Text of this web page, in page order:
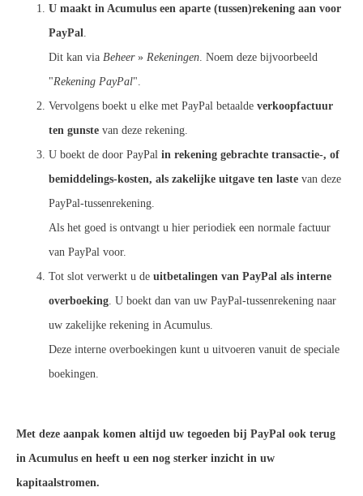
U maakt in Acumulus een aparte (tussen)rekening aan voor
PayPal.
Dit kan via Beheer» Rekeningen. Noem deze bijvoorbeeld
"Rekening PayPal".
Vervolgens boekt u elke met PayPal betaalde verkoopfactuur
ten gunste van deze rekening.
U boekt de door PayPal in rekening gebrachte transactie-, of
bemiddelings-kosten, als zakelijke uitgave ten laste van deze
PayPal-tussenrekening.
Als het goed is ontvangt u hier periodiek een normale factuur
van PayPal voor.
Tot slot verwerkt u de uitbetalingen van PayPal als interne
overboeking. U boekt dan van uw PayPal-tussenrekening naar
uw zakelijke rekening in Acumulus.
Deze interne overboekingen kunt u uitvoeren vanuit de speciale
boekingen.
Met deze aanpak komen altijd uw tegoeden bij PayPal ook terug
in Acumulus en heeft u een nog sterker inzicht in uw
kapitaalstromen.